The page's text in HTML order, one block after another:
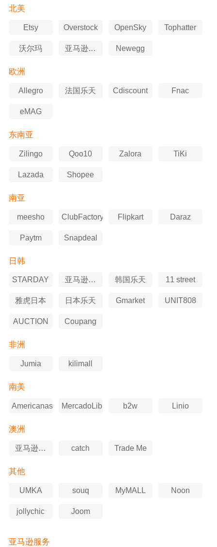
北美
Etsy Overstock OpenSky Tophatter
沃尔玛
亚马逊美
Newegg
欧洲
Allegro 法国乐天 Cdiscount Fnac
eMAG
东南亚
Zilingo Qoo10 Zalora TiKi
Lazada Shopee
南亚
meesho ClubFactory Flipkart Daraz
Paytm Snapdeal
日韩
STARDAY
亚马逊日
本站
韩国乐天 11 street
雅虎日本 日本乐天 Gmarket UNIT808
AUCTION Coupang
非洲
Jumia kilimall
南美
Americanas MercadoLibre b2w Linio
澳洲
亚马逊澳
catch Trade Me
其他
UMKA souq MyMALL Noon
jollychic Joom
亚马逊服务